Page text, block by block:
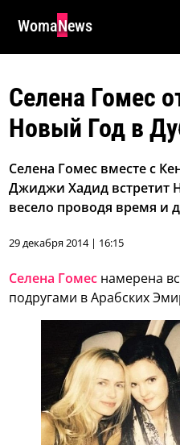
WomaNews
Селена Гомес
Новый Год в
Селена Гомес вместе с
Джиджи Хадид встретит
весело проводя время и
29 декабря 2014 | 16:15
Селена Гомес намерена
подругами в Арабских